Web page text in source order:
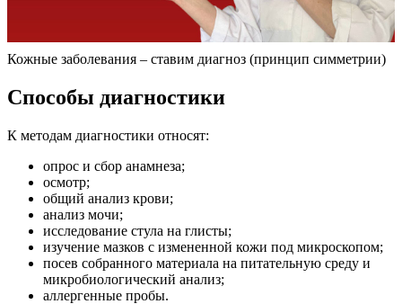
Кожные заболевания – ставим диагноз (принцип симметрии)
Способы диагностики
К методам диагностики относят:
опрос и сбор анамнеза;
осмотр;
общий анализ крови;
анализ мочи;
исследование стула на глисты;
изучение мазков с измененной кожи под микроскопом;
посев собранного материала на питательную среду и
микробиологический анализ;
аллергенные пробы.